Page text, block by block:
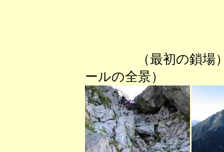
（最初の
ールの全景） （